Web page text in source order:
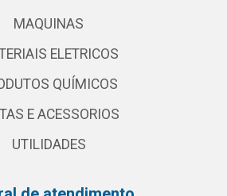
MAQUINAS
ELETRICOS
QUÍMICOS
E ACESSORIOS
UTILIDADES